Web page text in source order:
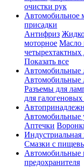
очистки рук
Автомобильное
присадки
Антифриз
моторное Масло
четырехтактных
Показать все
Автомобильные
Автомобильные
Разъемы для
для
Автомобильные
Аптечки
Смазки с
Автомобильные
предохранителя